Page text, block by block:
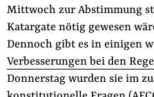
Suche
auf
der
Website
FacebookMastodon
Mittwoch zur Abstimmung
Katargate nötig gewesen
Dennoch gibt es in einigen
Verbesserungen bei den
Donnerstag wurden sie im